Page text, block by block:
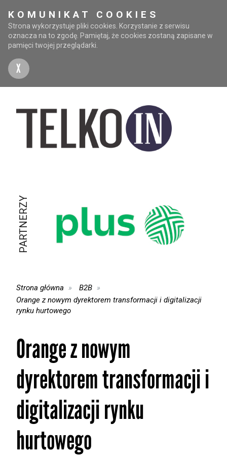
KOMUNIKAT COOKIES
Strona wykorzystuje pliki cookies. Korzystanie z serwisu
oznacza na to zgodę. Pamiętaj, że cookies zostaną zapisane w
pamięci twojej przeglądarki.
X
PARTNERZY
Strona główna
B2B
Orange z nowym dyrektorem transformacji i digitalizacji
rynku hurtowego
Orange z nowym
dyrektorem transformacji i
digitalizacji rynku
hurtowego